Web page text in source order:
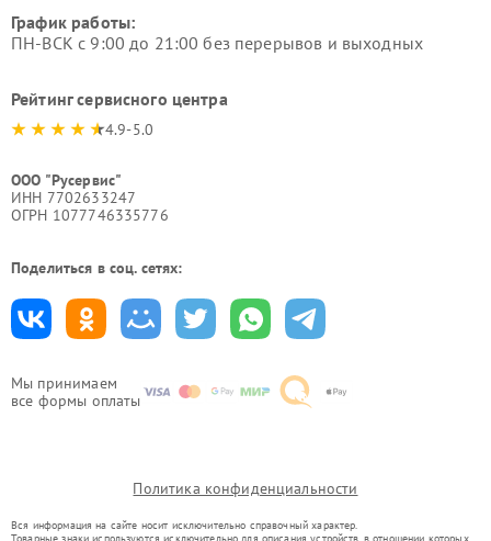
Мы принимаем
все формы оплаты
График работы:
ПН-ВСК с 9:00 до 21:00 без перерывов и выходных
Рейтинг сервисного центра
4.9-5.0
ООО "Русервис"
ИНН 7702633247
ОГРН 1077746335776
Поделиться в соц. сетях:
Политика конфиденциальности
Вся информация на сайте носит исключительно справочный характер.